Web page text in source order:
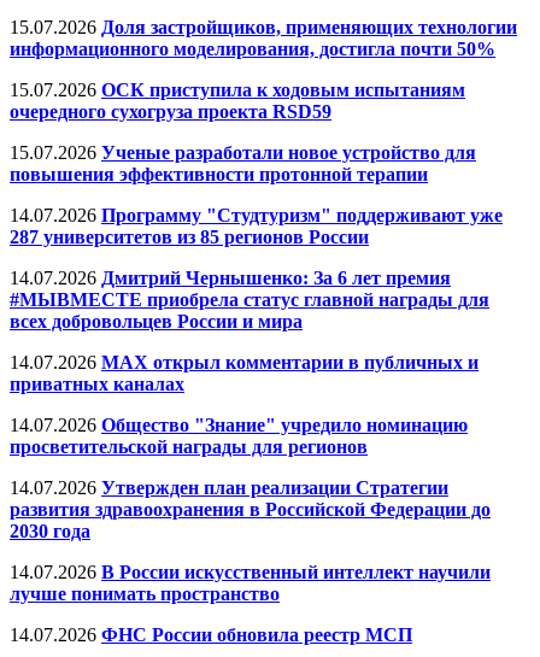
15.07.2026 Доля застройщиков, применяющих технологии
информационного моделирования, достигла почти 50%
15.07.2026 ОСК приступила к ходовым испытаниям
очередного сухогруза проекта RSD59
15.07.2026 Ученые разработали новое устройство для
повышения эффективности протонной терапии
14.07.2026 Программу "Студтуризм" поддерживают уже
287 университетов из 85 регионов России
14.07.2026 Дмитрий Чернышенко: За 6 лет премия
#МЫВМЕСТЕ приобрела статус главной награды для
всех добровольцев России и мира
14.07.2026 МАХ открыл комментарии в публичных и
приватных каналах
14.07.2026 Общество "Знание" учредило номинацию
просветительской награды для регионов
14.07.2026 Утвержден план реализации Стратегии
развития здравоохранения в Российской Федерации до
2030 года
14.07.2026 В России искусственный интеллект научили
лучше понимать пространство
14.07.2026 ФНС России обновила реестр МСП